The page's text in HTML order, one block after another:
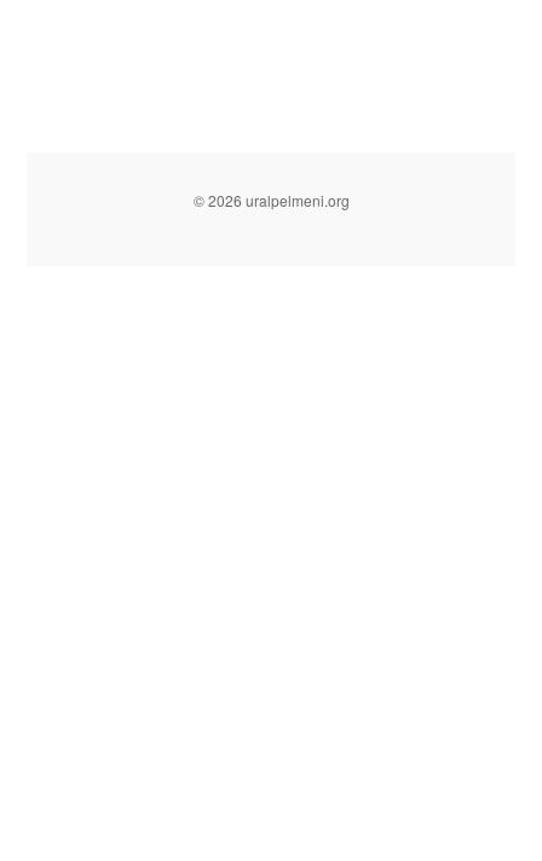
© 2026 uralpelmeni.org